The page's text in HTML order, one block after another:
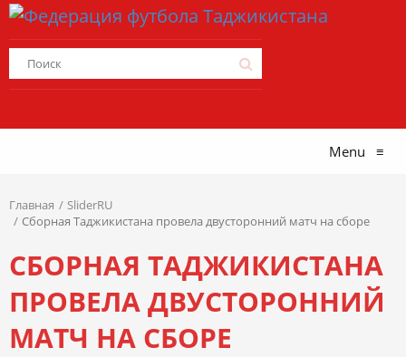
Menu ≡
Главная
SliderRU
Сборная Таджикистана провела двусторонний матч на сборе
СБОРНАЯ ТАДЖИКИСТАНА
ПРОВЕЛА ДВУСТОРОННИЙ
МАТЧ НА СБОРЕ